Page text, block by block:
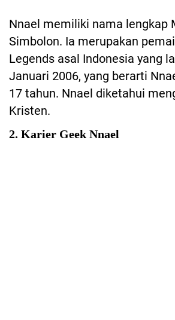
Nnael memiliki nama lengkap
Simbolon. Ia merupakan
Legends asal Indonesia yang
Januari 2006, yang berarti
17 tahun. Nnael diketahui
Kristen.
2. Karier Geek Nnael